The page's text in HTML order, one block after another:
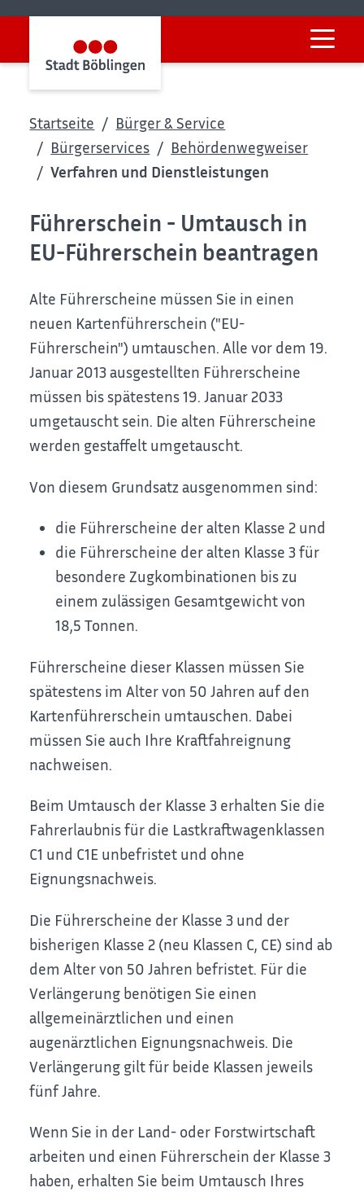
Startseite
Bürger & Service
Bürgerservices
Behördenwegweiser
Verfahren und Dienstleistungen
Führerschein - Umtausch in
EU-Führerschein beantragen
Alte Führerscheine müssen Sie in einen
neuen Kartenführerschein ("EU-
Führerschein") umtauschen. Alle vor dem 19.
Januar 2013 ausgestellten Führerscheine
müssen bis spätestens 19. Januar 2033
umgetauscht sein. Die alten Führerscheine
werden gestaffelt umgetauscht.
Von diesem Grundsatz ausgenommen sind:
die Führerscheine der alten Klasse 2 und
die Führerscheine der alten Klasse 3 für
besondere Zugkombinationen bis zu
einem zulässigen Gesamtgewicht von
18,5 Tonnen.
Führerscheine dieser Klassen müssen Sie
spätestens im Alter von 50 Jahren auf den
Kartenführerschein umtauschen. Dabei
müssen Sie auch Ihre Kraftfahreignung
nachweisen.
Beim Umtausch der Klasse 3 erhalten Sie die
Fahrerlaubnis für die Lastkraftwagenklassen
C1 und C1E unbefristet und ohne
Eignungsnachweis.
Die Führerscheine der Klasse 3 und der
bisherigen Klasse 2 (neu Klassen C, CE) sind ab
dem Alter von 50 Jahren befristet. Für die
Verlängerung benötigen Sie einen
allgemeinärztlichen und einen
augenärztlichen Eignungsnachweis. Die
Verlängerung gilt für beide Klassen jeweils
fünf Jahre.
Wenn Sie in der Land- oder Forstwirtschaft
arbeiten und einen Führerschein der Klasse 3
haben, erhalten Sie beim Umtausch Ihres